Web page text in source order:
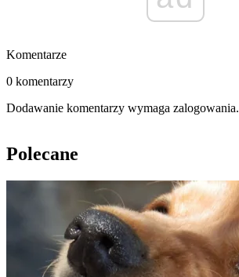
Komentarze
0 komentarzy
Dodawanie komentarzy wymaga zalogowania.
Polecane